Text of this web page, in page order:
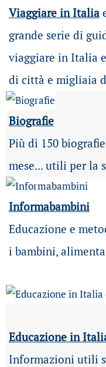
Viaggiare in Italia
grande serie di
viaggiare in Italia
di città e migliaia
Biografie
Più di 150
mese... utili per la
Informabambini
Educazione e
i bambini,
Educazione in
Informazioni utili